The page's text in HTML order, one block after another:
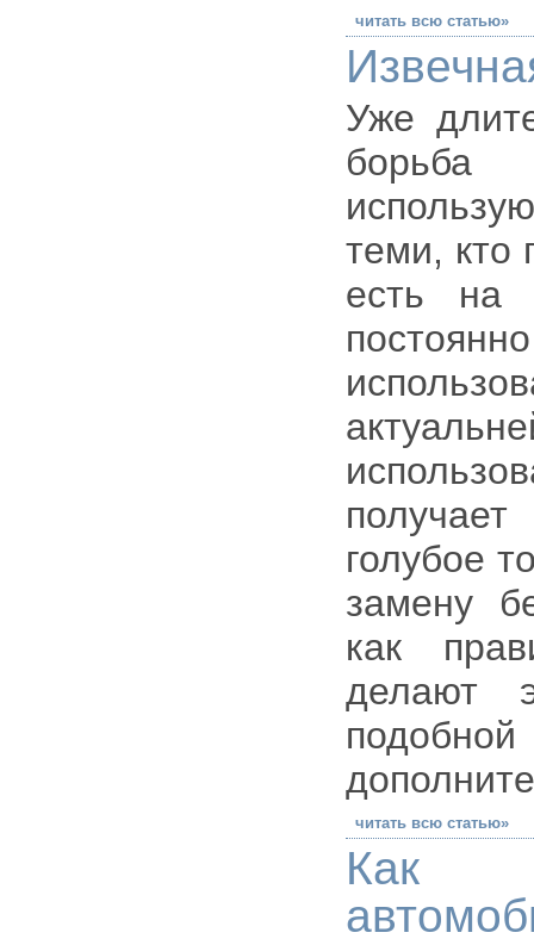
читать всю статью»
Уже
теми, кто
есть на
голубое
замену
как
делают
читать всю статью»
Как